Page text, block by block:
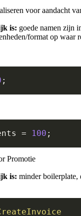
voor aandacht
is: goede namen zijn
format op waar
;
= 100 ;
Promotie
is: minder boilerplate,